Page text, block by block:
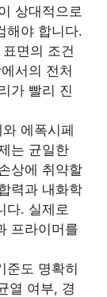
상대적으로
해야 합니다.
면의 조건
서의 전처
가 빨리 진
에폭시페
는 균일한
상에 취약할
력과 내화학
다. 실제로
프라이머를
준도 명확히
열 여부, 경